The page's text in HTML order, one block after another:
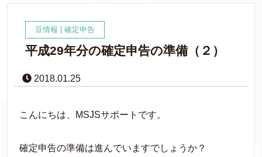
豆情報 確定申告
平成29年分の確定申告の準備（２）
2018.01.25
こんにちは、MSJSサポートです。
確定申告の準備は進んでいますでしょうか？